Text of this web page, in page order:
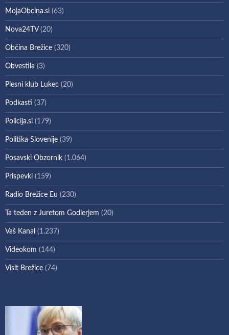
MojaObcina.si (63)
Nova24TV(20)
Občina Brežice (320)
Obvestila (3)
Plesni klub Lukec (20)
Podkasti (37)
Policija.si (179)
Politika Slovenije (39)
Posavski Obzornik (1.064)
Prispevki (159)
Radio Brežice Eu (230)
Ta teden z Juretom Godlerjem (20)
Vaš Kanal (1.237)
Videokom (144)
Visit Brežice (74)